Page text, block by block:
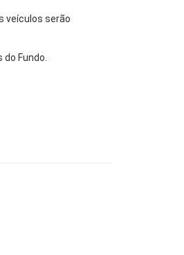
veículos serão
Fundo.